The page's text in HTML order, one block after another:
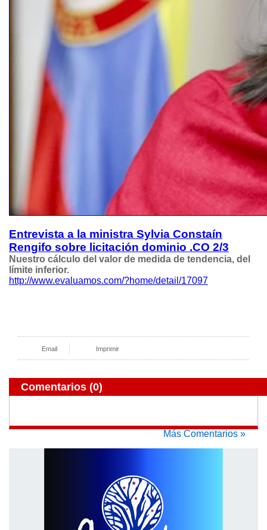
Entrevista a la ministra Sylvia Constaín
Rengifo sobre licitación dominio .CO 2/3
Nuestro cálculo del valor de medida de tendencia, del
límite inferior.
http://www.evaluamos.com/?home/detail/17097
Email Imprimir
Comentarios (0)
Más Comentarios »